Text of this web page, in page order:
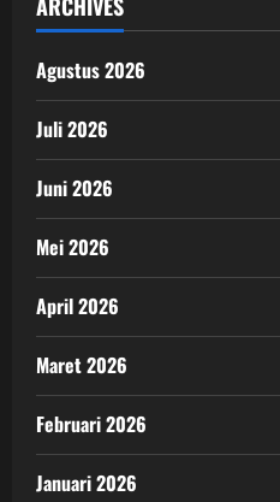
Agustus 2026
Juli 2026
Juni 2026
Mei 2026
April 2026
Maret 2026
Februari 2026
Januari 2026